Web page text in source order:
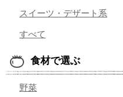
スイーツ・デザート系
すべて
食材で選ぶ
野菜